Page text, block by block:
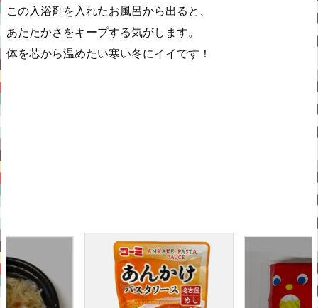
この入浴剤を入れたお風呂から出ると、
あたたかさをキープする気がします。
体を芯から温めたい寒い冬にイイです！